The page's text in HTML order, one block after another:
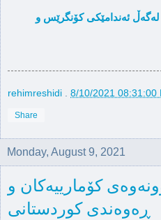
rehimreshidi 8/10/2021 08:31:00
Share
Monday, August 9, 2021
كۆمارییه‌كان و
ڕه‌وه‌ندی كوردستانی